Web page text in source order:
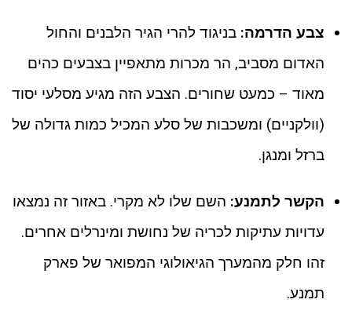
צבע הדרמה: בניגוד להרי הגיר הלבנים והחול
האדום מסביב, הר מכרות מתאפיין בצבעים כהים
מאוד – כמעט שחורים. הצבע הזה מגיע מסלעי יסוד
(וולקניים) ומשכבות של סלע המכיל כמות גדולה של
ברזל ומנגן.
הקשר לתמנע: השם שלו לא מקרי. באזור זה נמצאו
עדויות עתיקות לכריה של נחושת ומינרלים אחרים.
זהו חלק מהמערך הגיאולוגי המפואר של פארק
תמנע.